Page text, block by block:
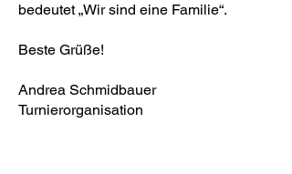
bedeutet „Wir sind eine Familie“.
Beste Grüße!
Andrea Schmidbauer
Turnierorganisation